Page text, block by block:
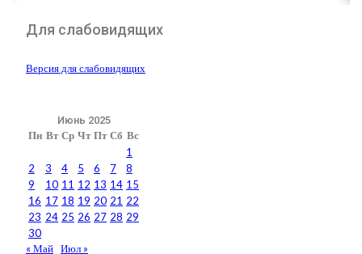
Для слабовидящих
Версия для слабовидящих
Июнь 2025
Пн Вт Ср Чт Пт Сб Вс
1
2
3 4 5 6 7
8
9
10 11 12 13 14 15
16 17 18 19 20 21 22
23 24 25 26 27 28 29
30
« Май Июл »